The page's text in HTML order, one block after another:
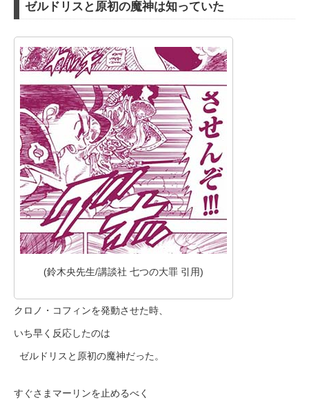
ゼルドリスと原初の魔神は知っていた
(鈴木央先生/講談社 七つの大罪 引用)
クロノ・コフィンを発動させた時、
いち早く反応したのは
ゼルドリスと原初の魔神だった。
すぐさまマーリンを止めるべく